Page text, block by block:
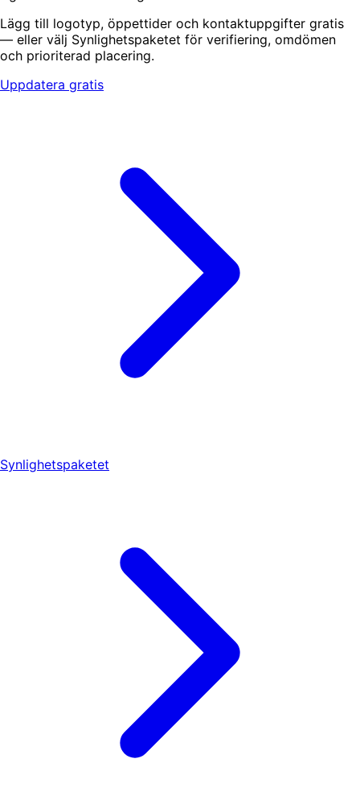
Lägg till logotyp, öppettider och kontaktuppgifter gratis
— eller välj Synlighetspaketet för verifiering, omdömen
och prioriterad placering.
Uppdatera gratis
Synlighetspaketet